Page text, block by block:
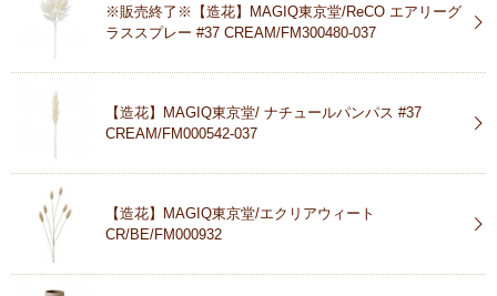
※販売終了※【造花】MAGIQ東京堂/ReCO エアリーグ
ラススプレー #37 CREAM/FM300480-037
【造花】MAGIQ東京堂/ ナチュールパンパス #37
CREAM/FM000542-037
【造花】MAGIQ東京堂/エクリアウィート
CR/BE/FM000932